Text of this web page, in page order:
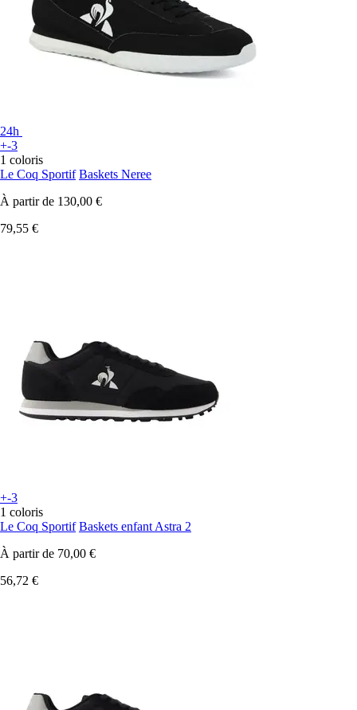
24h
+-3
1 coloris
Le Coq Sportif Baskets Neree
À partir de 130,00 €
79,55 €
+-3
1 coloris
Le Coq Sportif Baskets enfant Astra 2
À partir de 70,00 €
56,72 €